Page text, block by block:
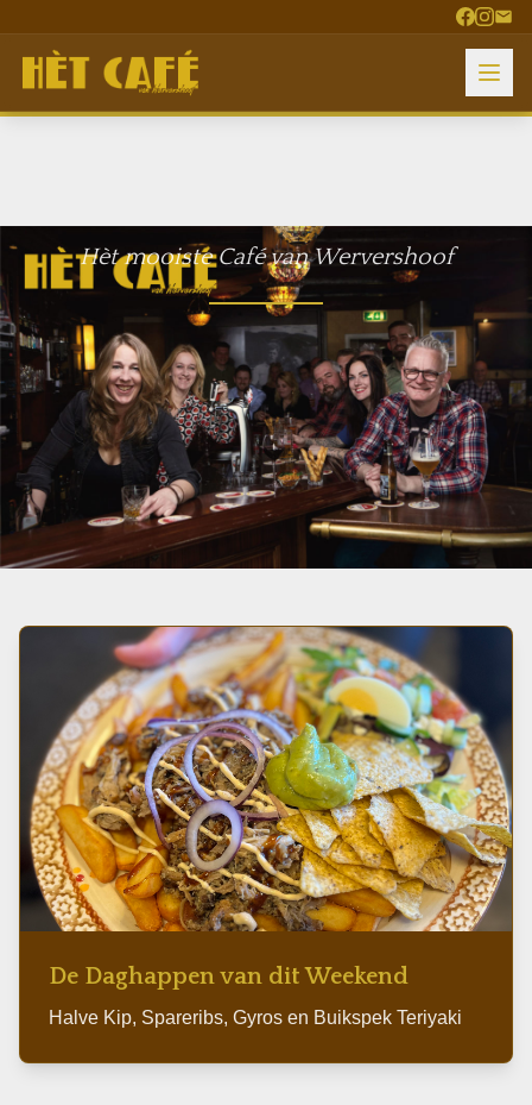
Hèt mooiste Café van Wervershoof
Dorpsstraat 76, Wervershoof
0228 - 852 941
Do 19:00 | Vr-Za 16:00 | Zo 16:00
De Daghappen van dit Weekend
Halve Kip, Spareribs, Gyros en Buikspek Teriyaki